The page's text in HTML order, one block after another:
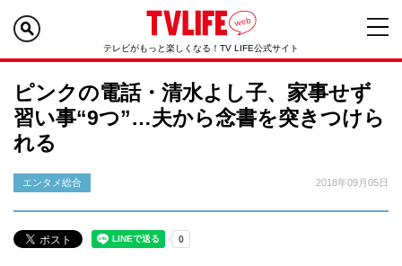
テレビがもっと楽しくなる！TV LIFE公式サイト
ピンクの電話・清水よし子、家事せず
習い事“9つ”…夫から念書を突きつけら
れる
エンタメ総合 2018年09月05日